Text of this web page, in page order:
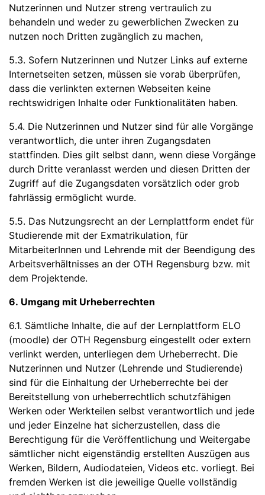
Nutzerinnen und Nutzer streng vertraulich zu
behandeln und weder zu gewerblichen Zwecken zu
nutzen noch Dritten zugänglich zu machen,
5.3. Sofern Nutzerinnen und Nutzer Links auf externe
Internetseiten setzen, müssen sie vorab überprüfen,
dass die verlinkten externen Webseiten keine
rechtswidrigen Inhalte oder Funktionalitäten haben.
5.4. Die Nutzerinnen und Nutzer sind für alle Vorgänge
verantwortlich, die unter ihren Zugangsdaten
stattfinden. Dies gilt selbst dann, wenn diese Vorgänge
durch Dritte veranlasst werden und diesen Dritten der
Zugriff auf die Zugangsdaten vorsätzlich oder grob
fahrlässig ermöglicht wurde.
5.5. Das Nutzungsrecht an der Lernplattform endet für
Studierende mit der Exmatrikulation, für
MitarbeiterInnen und Lehrende mit der Beendigung des
Arbeitsverhältnisses an der OTH Regensburg bzw. mit
dem Projektende.
6. Umgang mit Urheberrechten
6.1. Sämtliche Inhalte, die auf der Lernplattform ELO
(moodle) der OTH Regensburg eingestellt oder extern
verlinkt werden, unterliegen dem Urheberrecht. Die
Nutzerinnen und Nutzer (Lehrende und Studierende)
sind für die Einhaltung der Urheberrechte bei der
Bereitstellung von urheberrechtlich schutzfähigen
Werken oder Werkteilen selbst verantwortlich und jede
und jeder Einzelne hat sicherzustellen, dass die
Berechtigung für die Veröffentlichung und Weitergabe
sämtlicher nicht eigenständig erstellten Auszügen aus
Werken, Bildern, Audiodateien, Videos etc. vorliegt. Bei
fremden Werken ist die jeweilige Quelle vollständig